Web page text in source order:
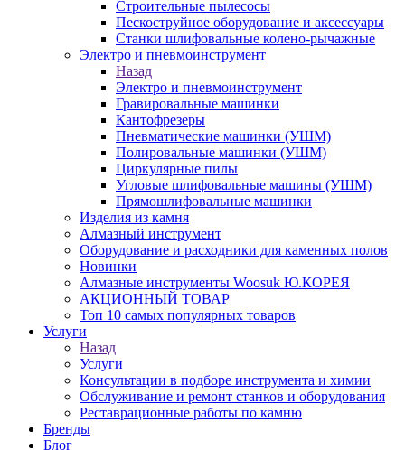
Строительные пылесосы
Пескоструйное оборудование и аксессуары
Станки шлифовальные колено-рычажные
Электро и пневмоинструмент
Назад
Электро и пневмоинструмент
Гравировальные машинки
Кантофрезеры
Пневматические машинки (УШМ)
Полировальные машинки (УШМ)
Циркулярные пилы
Угловые шлифовальные машины (УШМ)
Прямошлифовальные машинки
Изделия из камня
Алмазный инструмент
Оборудование и расходники для каменных полов
Новинки
Алмазные инструменты Woosuk Ю.КОРЕЯ
АКЦИОННЫЙ ТОВАР
Топ 10 самых популярных товаров
Услуги
Назад
Услуги
Консультации в подборе инструмента и химии
Обслуживание и ремонт станков и оборудования
Реставрационные работы по камню
Бренды
Блог